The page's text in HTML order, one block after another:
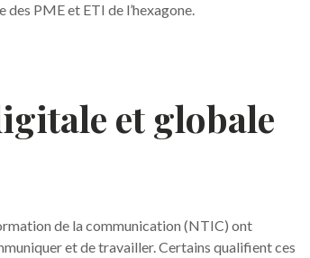
PME et ETI de l’hexagone.
et globale
de la communication (NTIC) ont
et de travailler. Certains qualifient ces